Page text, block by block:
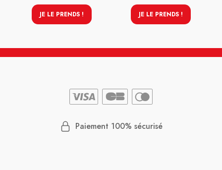
JE LE PRENDS ! JE LE PRENDS !
Paiement 100% sécurisé